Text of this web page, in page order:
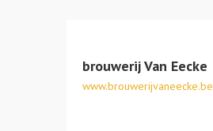
brouwerij Van Eecke
www.brouwerijvaneecke.be